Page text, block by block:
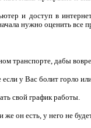
и доступ в
нужно оценить все
транспорте, дабы
у Вас болит горло или
свой график работы.
же он есть, у него не